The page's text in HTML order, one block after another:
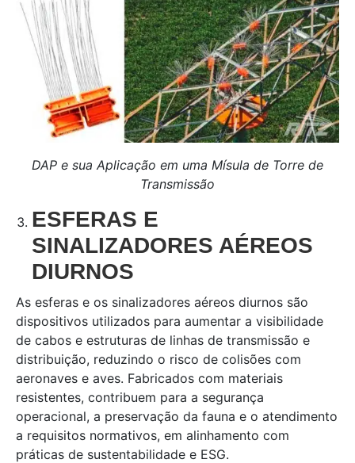
DAP e sua Aplicação em uma Mísula de Torre de
Transmissão
ESFERAS E
SINALIZADORES AÉREOS
DIURNOS
As esferas e os sinalizadores aéreos diurnos são
dispositivos utilizados para aumentar a visibilidade
de cabos e estruturas de linhas de transmissão e
distribuição, reduzindo o risco de colisões com
aeronaves e aves. Fabricados com materiais
resistentes, contribuem para a segurança
operacional, a preservação da fauna e o atendimento
a requisitos normativos, em alinhamento com
práticas de sustentabilidade e ESG.